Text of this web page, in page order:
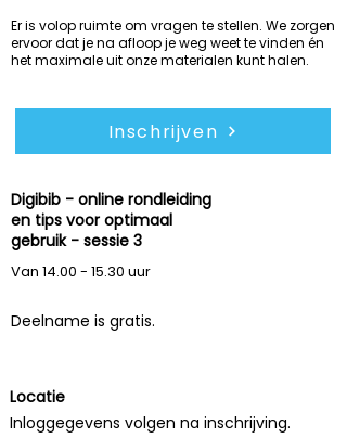
Er is volop ruimte om vragen te stellen. We zorgen
ervoor dat je na afloop je weg weet te vinden én
het maximale uit onze materialen kunt halen.
Inschrijven
Digibib - online rondleiding
en tips voor optimaal
gebruik - sessie 3
Van 14.00 - 15.30 uur
Deelname is gratis.
Locatie
Inloggegevens volgen na inschrijving.